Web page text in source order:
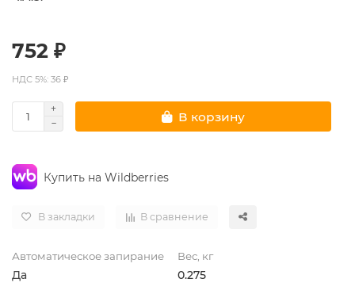
752 ₽
НДС 5%: 36 ₽
В корзину
Купить на Wildberries
В закладки В сравнение
Автоматическое запирание
Да
Вес, кг
0.275